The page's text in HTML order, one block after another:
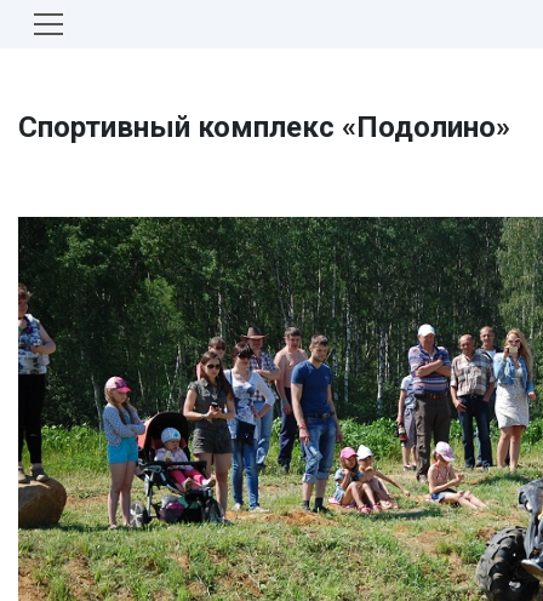
Спортивный комплекс «Подолино»